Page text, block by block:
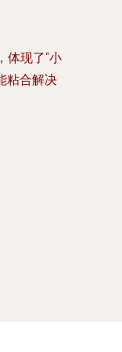
体现了“小
粘合解决